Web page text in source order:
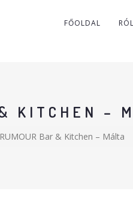
FŐOLDAL
KITCHEN –
RUMOUR Bar & Kitchen – Málta